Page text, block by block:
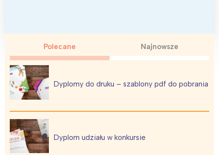
Polecane Najnowsze
Dyplomy do druku – szablony pdf do pobrania
Dyplom udziału w konkursie